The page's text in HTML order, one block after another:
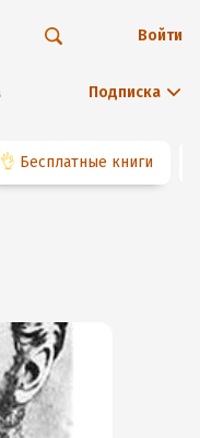
Подписка
Войти
👌 Бесплатные книги